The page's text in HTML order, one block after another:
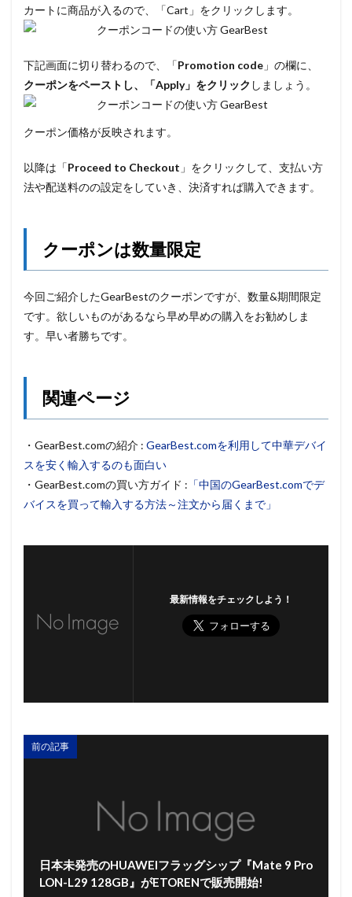
カートに商品が入るので、「Cart」をクリックします。
下記画面に切り替わるので、「Promotion code 」の欄に、
クーポンをペーストし、「Apply」をクリック しましょう。
クーポン価格が反映されます。
以降は「Proceed to Checkout 」をクリックして、支払い方
法や配送料のの設定をしていき、決済すれば購入できます。
クーポンは数量限定
今回ご紹介したGearBestのクーポンですが、数量&期間限定
です。欲しいものがあるなら早め早めの購入をお勧めしま
す。早い者勝ちです。
関連ページ
・GearBest.comの紹介 : GearBest.comを利用して中華デバイ
スを安く輸入するのも面白い
・GearBest.comの買い方ガイド : 「中国のGearBest.comでデ
バイスを買って輸入する方法～注文から届くまで」
最新情報をチェックしよう！
前の記事
日本未発売のHUAWEIフラッグシップ『Mate 9 Pro
LON-L29 128GB』がETORENで販売開始!